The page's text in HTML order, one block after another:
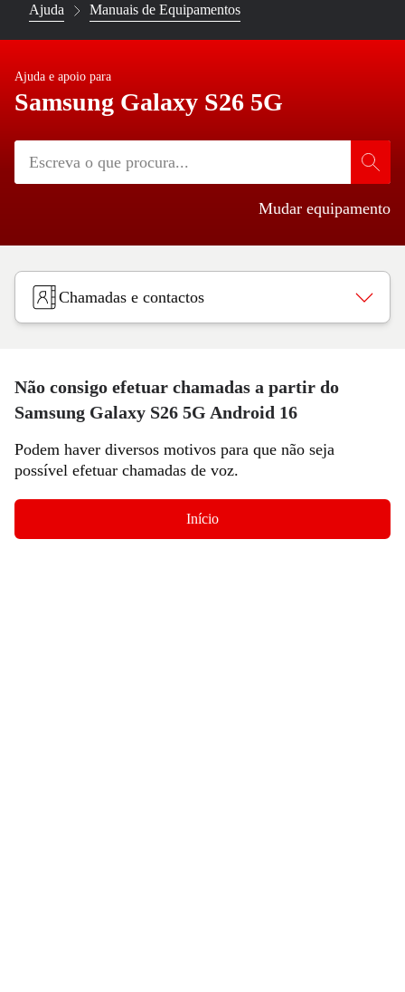
Ajuda Manuais de Equipamentos
Ajuda e apoio para
Samsung Galaxy S26 5G
Mudar equipamento
Chamadas e contactos
Não consigo efetuar chamadas a partir do
Samsung Galaxy S26 5G Android 16
Podem haver diversos motivos para que não seja
possível efetuar chamadas de voz.
Início